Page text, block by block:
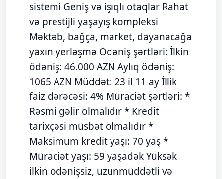
sistemi Geniş və işıqlı otaqlar Rahat
və prestijli yaşayış kompleksi
Məktəb, bağça, market, dayanacağa
yaxın yerləşmə Ödəniş şərtləri: İlkin
ödəniş: 46.000 AZN Aylıq ödəniş:
1065 AZN Müddət: 23 il 11 ay İllik
faiz dərəcəsi: 4% Müraciət şərtləri: *
Rəsmi gəlir olmalıdır * Kredit
tarixçəsi müsbət olmalıdır *
Maksimum kredit yaşı: 70 yaş *
Müraciət yaşı: 59 yaşadək Yüksək
ilkin ödənişsiz, uzunmüddətli və